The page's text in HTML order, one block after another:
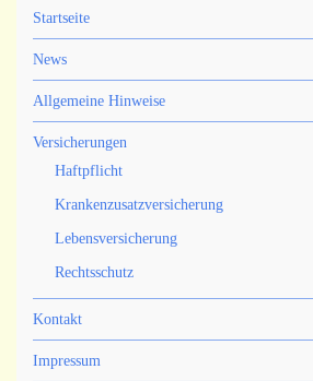
Startseite
News
Allgemeine Hinweise
Versicherungen
Haftpflicht
Krankenzusatzversicherung
Lebensversicherung
Rechtsschutz
Kontakt
Impressum